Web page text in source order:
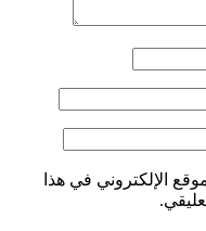
الإلكتروني في هذا